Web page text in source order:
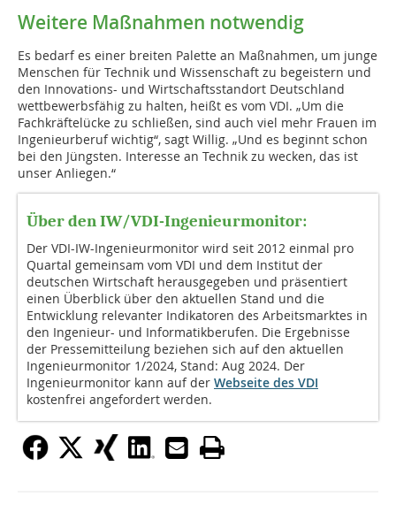
Weitere Maßnahmen notwendig
Es bedarf es einer breiten Palette an Maßnahmen, um junge
Menschen für Technik und Wissenschaft zu begeistern und
den Innovations- und Wirtschaftsstandort Deutschland
wettbewerbsfähig zu halten, heißt es vom VDI. „Um die
Fachkräftelücke zu schließen, sind auch viel mehr Frauen im
Ingenieurberuf wichtig“, sagt Willig. „Und es beginnt schon
bei den Jüngsten. Interesse an Technik zu wecken, das ist
unser Anliegen.“
Über den IW/VDI-Ingenieurmonitor:
Der VDI-IW-Ingenieurmonitor wird seit 2012 einmal pro
Quartal gemeinsam vom VDI und dem Institut der
deutschen Wirtschaft herausgegeben und präsentiert
einen Überblick über den aktuellen Stand und die
Entwicklung relevanter Indikatoren des Arbeitsmarktes in
den Ingenieur- und Informatikberufen. Die Ergebnisse
der Pressemitteilung beziehen sich auf den aktuellen
Ingenieurmonitor 1/2024, Stand: Aug 2024. Der
Ingenieurmonitor kann auf der Webseite des VDI
kostenfrei angefordert werden.